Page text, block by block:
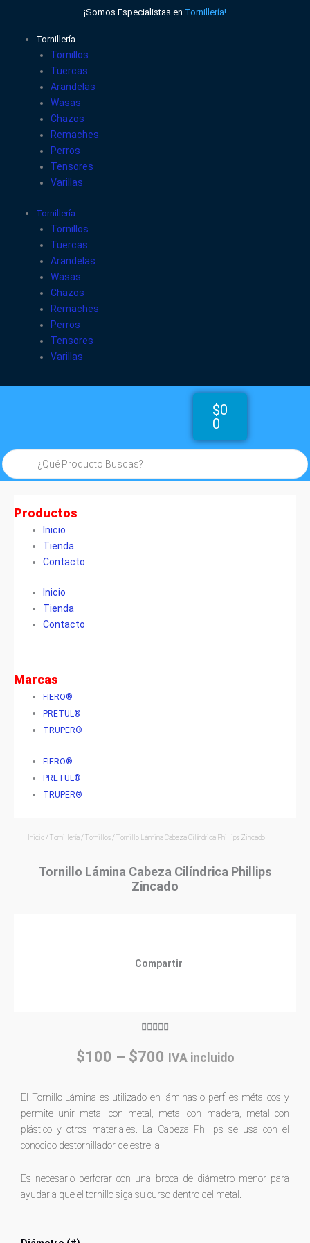
contenido
¡Somos Especialistas en Tornillería!
Tornillería
Tornillos
Tuercas
Arandelas
Wasas
Chazos
Remaches
Perros
Tensores
Varillas
Tornillería
Tornillos
Tuercas
Arandelas
Wasas
Chazos
Remaches
Perros
Tensores
Varillas
$0
0
Cart
Búsqueda
de
productos
Productos
Inicio
Tienda
Contacto
Inicio
Tienda
Contacto
Marcas
FIERO®
PRETUL®
TRUPER®
FIERO®
PRETUL®
TRUPER®
Inicio /Tornillería /Tornillos / Tornillo Lámina Cabeza Cilíndrica Phillips Zincado
Tornillo Lámina Cabeza Cilíndrica Phillips
Zincado
Compartir

out
$100 – $700 Price
through
$700
IVA incluido
El Tornillo Lámina es utilizado en láminas o perfiles métalicos y
permite unir metal con metal, metal con madera, metal con
plástico y otros materiales. La Cabeza Phillips se usa con el
conocido destornillador de estrella.
Es necesario perforar con una broca de diámetro menor para
ayudar a que el tornillo siga su curso dentro del metal.
Tornillo